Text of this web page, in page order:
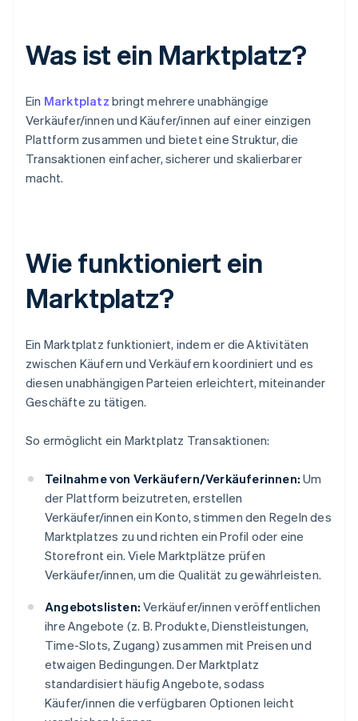
Was ist ein Marktplatz?
Ein Marktplatz bringt mehrere unabhängige
Verkäufer/innen und Käufer/innen auf einer einzigen
Plattform zusammen und bietet eine Struktur, die
Transaktionen einfacher, sicherer und skalierbarer
macht.
Wie funktioniert ein
Marktplatz?
Ein Marktplatz funktioniert, indem er die Aktivitäten
zwischen Käufern und Verkäufern koordiniert und es
diesen unabhängigen Parteien erleichtert, miteinander
Geschäfte zu tätigen.
So ermöglicht ein Marktplatz Transaktionen:
Teilnahme von Verkäufern/Verkäuferinnen: Um
der Plattform beizutreten, erstellen
Verkäufer/innen ein Konto, stimmen den Regeln des
Marktplatzes zu und richten ein Profil oder eine
Storefront ein. Viele Marktplätze prüfen
Verkäufer/innen, um die Qualität zu gewährleisten.
Angebotslisten: Verkäufer/innen veröffentlichen
ihre Angebote (z. B. Produkte, Dienstleistungen,
Time-Slots, Zugang) zusammen mit Preisen und
etwaigen Bedingungen. Der Marktplatz
standardisiert häufig Angebote, sodass
Käufer/innen die verfügbaren Optionen leicht